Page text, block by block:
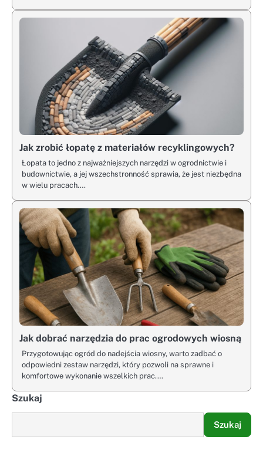
Jak zrobić łopatę z materiałów recyklingowych?
Łopata to jedno z najważniejszych narzędzi w ogrodnictwie i
budownictwie, a jej wszechstronność sprawia, że jest niezbędna
w wielu pracach.…
Jak dobrać narzędzia do prac ogrodowych wiosną
Przygotowując ogród do nadejścia wiosny, warto zadbać o
odpowiedni zestaw narzędzi, który pozwoli na sprawne i
komfortowe wykonanie wszelkich prac.…
Szukaj
Szukaj